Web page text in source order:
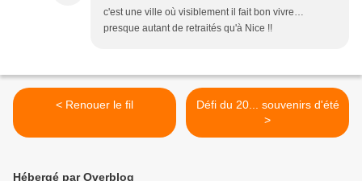
c'est une ville où visiblement il fait bon vivre…
presque autant de retraités qu'à Nice !!
< Renouer le fil
Défi du 20... souvenirs d'été
>
Hébergé par Overblog